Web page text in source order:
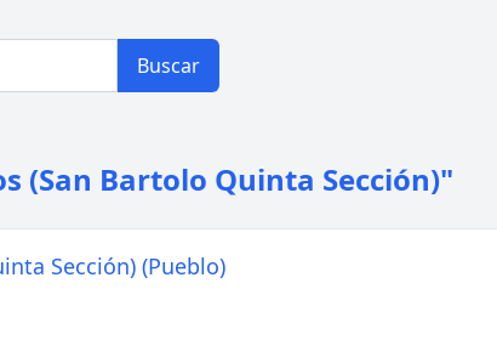
Buscar
(San Bartolo Quinta Sección)"
Sección) (Pueblo)